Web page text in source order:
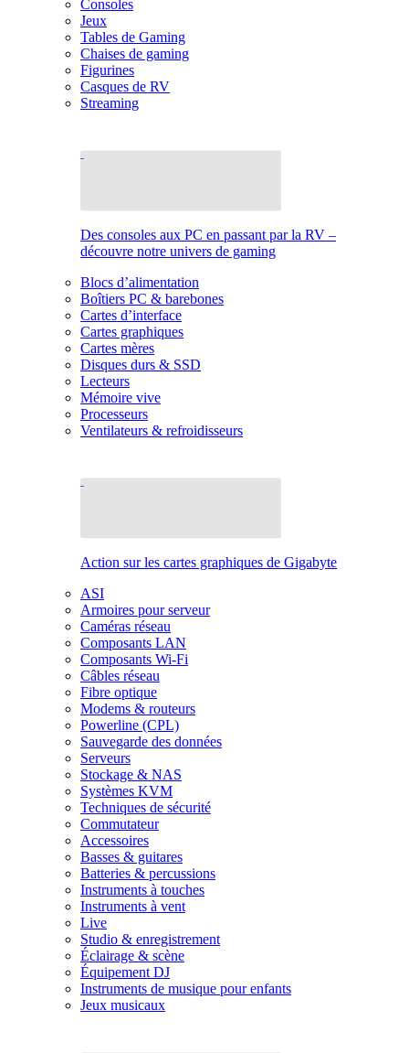
Consoles
Jeux
Tables de Gaming
Chaises de gaming
Figurines
Casques de RV
Streaming
Des consoles aux PC en passant par la RV –
découvre notre univers de gaming
Blocs d’alimentation
Boîtiers PC & barebones
Cartes d’interface
Cartes graphiques
Cartes mères
Disques durs & SSD
Lecteurs
Mémoire vive
Processeurs
Ventilateurs & refroidisseurs
Action sur les cartes graphiques de Gigabyte
ASI
Armoires pour serveur
Caméras réseau
Composants LAN
Composants Wi-Fi
Câbles réseau
Fibre optique
Modems & routeurs
Powerline (CPL)
Sauvegarde des données
Serveurs
Stockage & NAS
Systèmes KVM
Techniques de sécurité
Commutateur
Accessoires
Basses & guitares
Batteries & percussions
Instruments à touches
Instruments à vent
Live
Studio & enregistrement
Éclairage & scène
Équipement DJ
Instruments de musique pour enfants
Jeux musicaux